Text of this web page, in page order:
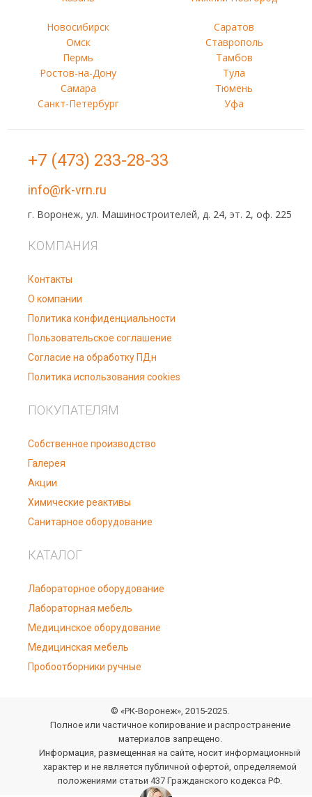
Новосибирск
Омск
Пермь
Ростов-на-Дону
Самара
Санкт-Петербург
Саратов
Ставрополь
Тамбов
Тула
Тюмень
Уфа
+7 (473) 233-28-33
info@rk-vrn.ru
г. Воронеж, ул. Машиностроителей, д. 24, эт. 2, оф. 225
КОМПАНИЯ
Контакты
О компании
Политика конфиденциальности
Пользовательское соглашение
Согласие на обработку ПДн
Политика использования cookies
ПОКУПАТЕЛЯМ
Собственное производство
Галерея
Акции
Химические реактивы
Санитарное оборудование
КАТАЛОГ
Лабораторное оборудование
Лабораторная мебель
Медицинское оборудование
Медицинская мебель
Пробоотборники ручные
© «РК-Воронеж», 2015-2025.
Полное или частичное копирование и распространение
материалов запрещено.
Информация, размещенная на сайте, носит информационный
характер и не является публичной офертой, определяемой
положениями статьи 437 Гражданского кодекса РФ.